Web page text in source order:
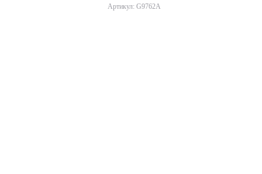
Артикул: G9762A